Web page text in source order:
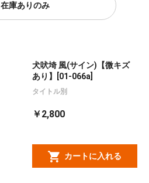
在庫ありのみ
犬吠埼 風(サイン)【微キズ
あり】[01-066a]
タイトル別
￥2,800
カートに入れる